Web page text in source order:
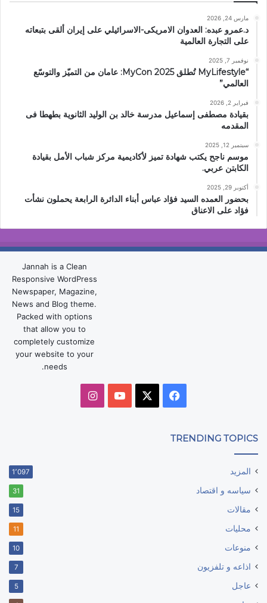
مارس 24, 2026
د.عمرو عبده: العدوان الامريكى-الاسرائيلي على إيران ألقى بتبعاته
على التجارة العالمية
نوفمبر 7, 2025
“MyLifestyle تُطلق MyCon 2025: عامان من التميّز والتوسّع
العالمي”
فبراير 2, 2026
بقيادة مصطفى إسماعيل مدرسة خالد بن الوليد الثانوية بطهطا فى
المقدمه
سبتمبر 12, 2025
موسم ناجح يكتب شهادة تميز لأكاديمية مركز شباب الأمل بقيادة
الكابتن عربي.
أكتوبر 29, 2025
بحضور العمده السيد فؤاد عباس أبناء الدائرة الرابعة يحملون نشأت
فؤاد على الاعناق
Jannah is a Clean
Responsive WordPress
Newspaper, Magazine,
News and Blog theme.
Packed with options
that allow you to
completely customize
your website to your
needs.
فيسبوك ‫YouTubeانستقرام
TRENDING TOPICS
المزيد 1٬097
سياسه و اقتصاد 31
مقالات 15
محليات 11
منوعات 10
اذاعه و تلفزيون 7
عاجل 5